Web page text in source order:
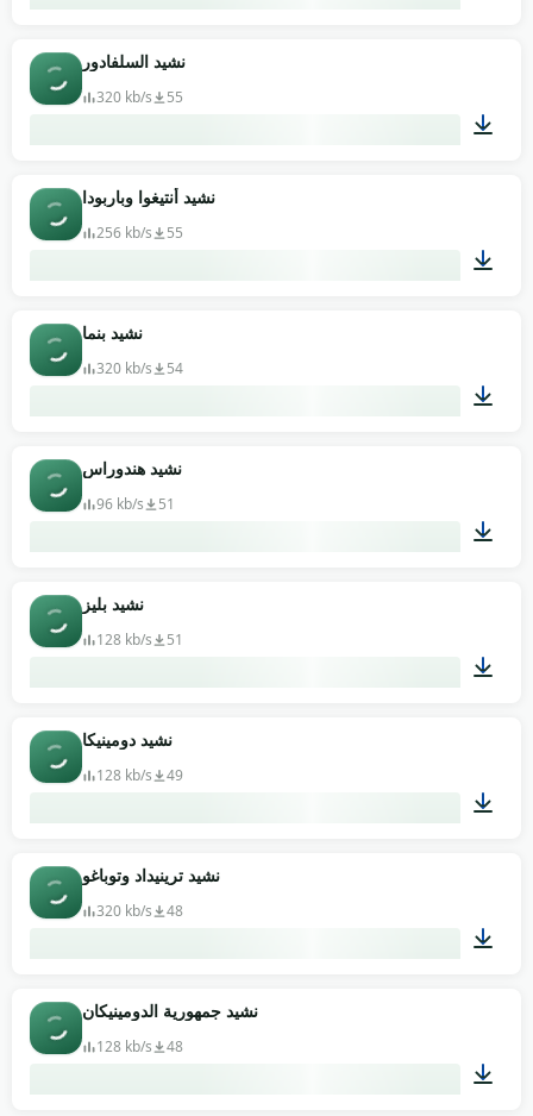
نشيد السلفادور
320 kb/s 55
نشيد أنتيغوا وباربودا
256 kb/s 55
نشيد بنما
320 kb/s 54
نشيد هندوراس
96 kb/s 51
نشيد بليز
128 kb/s 51
نشيد دومينيكا
128 kb/s 49
نشيد ترينيداد وتوباغو
320 kb/s 48
نشيد جمهورية الدومينيكان
128 kb/s 48